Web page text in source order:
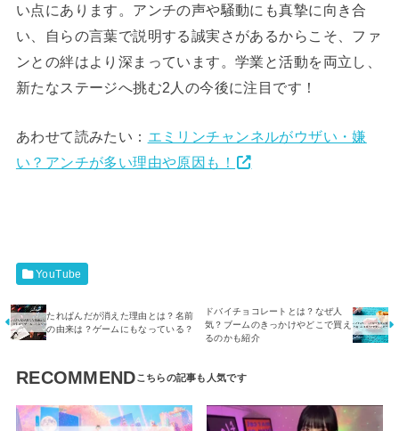
い点にあります。アンチの声や騒動にも真摯に向き合
い、自らの言葉で説明する誠実さがあるからこそ、ファ
ンとの絆はより深まっています。学業と活動を両立し、
新たなステージへ挑む2人の今後に注目です！
あわせて読みたい： エミリンチャンネルがウザい・嫌
い？アンチが多い理由や原因も！
YouTube
たれぱんだが消えた理由とは？名前
の由来は？ゲームにもなっている？
ドバイチョコレートとは？なぜ人
気？ブームのきっかけやどこで買え
るのかも紹介
RECOMMEND